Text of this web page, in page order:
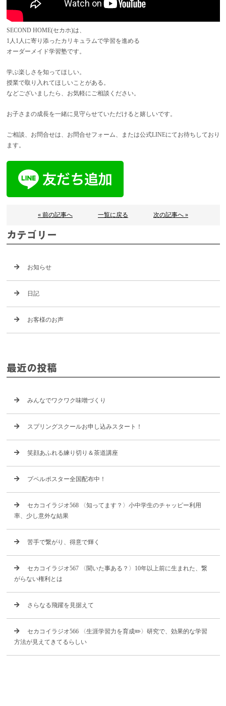
SECOND HOME(セカホ)は、
1人1人に寄り添ったカリキュラムで学習を進める
オーダーメイド学習塾です。
学ぶ楽しさを知ってほしい。
授業で取り入れてほしいことがある。
などございましたら、お気軽にご相談ください。
お子さまの成長を一緒に見守らせていただけると嬉しいです。
ご相談、お問合せは、お問合せフォーム、または公式LINEにてお待ちしており
ます。
« 前の記事へ 一覧に戻る 次の記事へ »
カテゴリー
お知らせ
日記
お客様のお声
最近の投稿
みんなでワクワク味噌づくり
スプリングスクールお申し込みスタート！
笑顔あふれる練り切り＆茶道講座
プペルポスター全国配布中！
セカコイラジオ568 〈知ってます？〉小中学生のチャッピー利用
率、少し意外な結果
苦手で繋がり、得意で輝く
セカコイラジオ567 〈聞いた事ある？〉10年以上前に生まれた、繋
がらない権利とは
さらなる飛躍を見据えて
セカコイラジオ566 〈生涯学習力を育成✏️〉研究で、効果的な学習
方法が見えてきてるらしい